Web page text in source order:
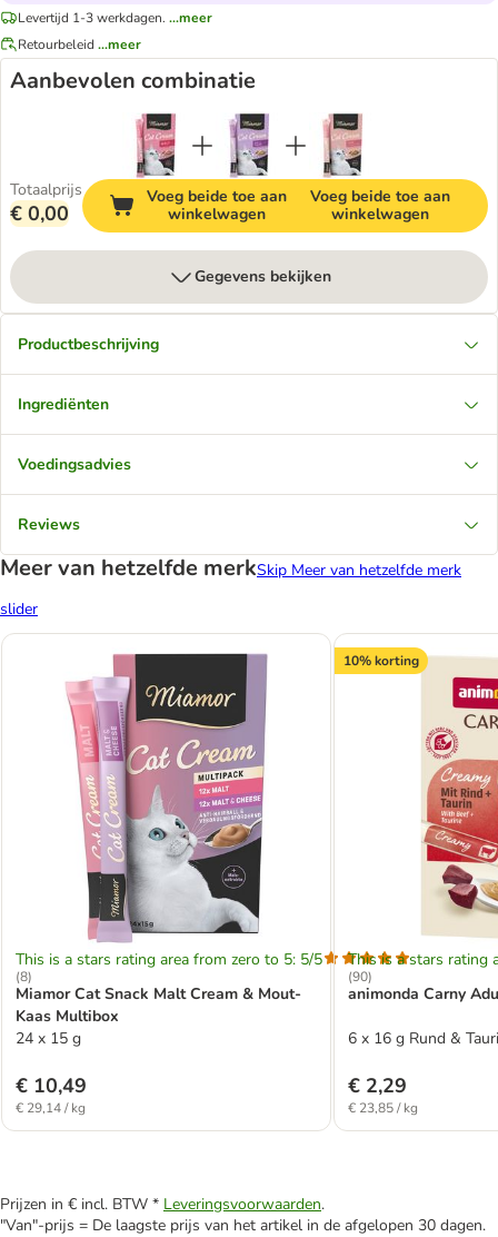
Levertijd 1-3 werkdagen. ...meer
Retourbeleid ...meer
Aanbevolen combinatie
Totaalprijs
€ 0,00
Voeg beide toe aan
winkelwagen
Voeg beide toe aan
winkelwagen
Gegevens bekijken
Productbeschrijving
Ingrediënten
Voedingsadvies
Reviews
Meer van hetzelfde merkSkip Meer van hetzelfde merk
slider
This is a stars rating area from zero to 5: 5/5
(8)
Miamor Cat Snack Malt Cream & Mout-
Kaas Multibox
24 x 15 g
€ 10,49
€ 29,14 / kg
10% korting
This is a stars rating
(90)
animonda Carny
6 x 16 g Rund &
€ 2,29
€ 23,85 / kg
Prijzen in € incl. BTW * Leveringsvoorwaarden.
"Van"-prijs = De laagste prijs van het artikel in de afgelopen 30 dagen.